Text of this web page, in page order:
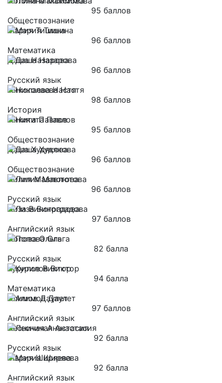
95 баллов
Обществознание
Мария Тишина
96 баллов
Математика
Даша Назарова
96 баллов
Русский язык
Николаева Настя
98 баллов
История
Никита Павлов
95 баллов
Обществознание
Даша Худякова
96 баллов
Обществознание
Лилия Мавлютова
96 баллов
Русский язык
Лиза Виноградова
97 баллов
Английский язык
Попова Ольга
82 балла
Русский язык
Курилов Виктор
94 балла
Математика
Алимов Даулет
97 баллов
Английский язык
Лесничая Анастасия
92 балла
Русский язык
Мария Ширяева
92 балла
Английский язык